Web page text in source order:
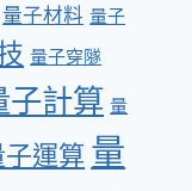
量子材料 量子
量子穿隧
子計算 量
子運算 量